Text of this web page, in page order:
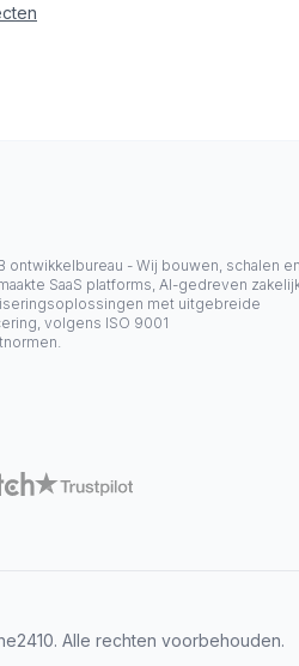
ontwikkelbureau - Wij bouwen, schalen en
SaaS platforms, AI-gedreven
met uitgebreide
volgens ISO 9001
. Alle rechten voorbehouden.